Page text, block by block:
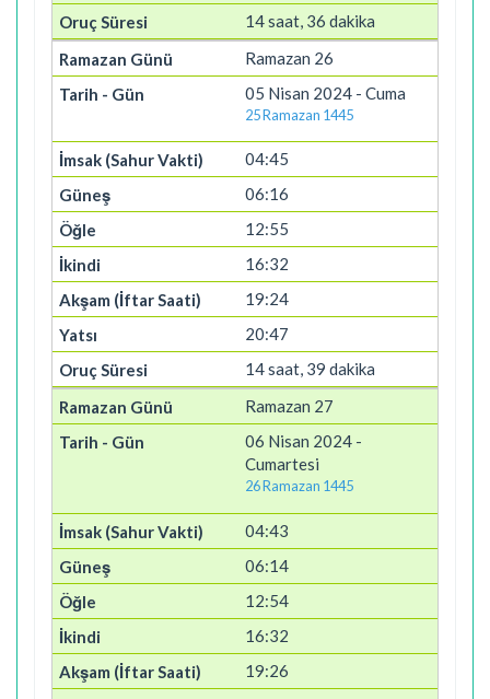
14 saat, 36 dakika
Ramazan 26
05 Nisan 2024 - Cuma
25 Ramazan 1445
04:45
06:16
12:55
16:32
19:24
20:47
14 saat, 39 dakika
Ramazan 27
06 Nisan 2024 -
Cumartesi
26 Ramazan 1445
04:43
06:14
12:54
16:32
19:26